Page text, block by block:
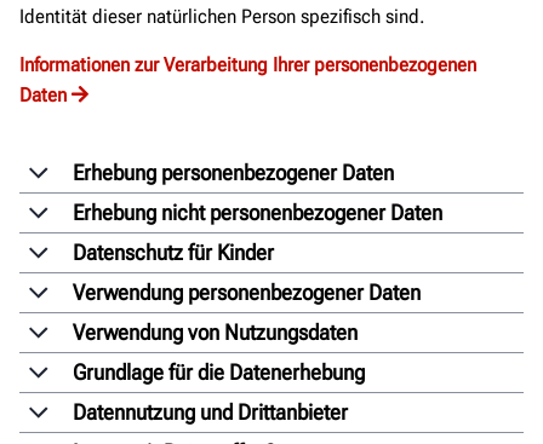
Identität dieser natürlichen Person spezifisch sind.
Informationen zur Verarbeitung Ihrer personenbezogenen
Daten
Erhebung personenbezogener Daten
Erhebung nicht personenbezogener Daten
Datenschutz für Kinder
Verwendung personenbezogener Daten
Verwendung von Nutzungsdaten
Grundlage für die Datenerhebung
Datennutzung und Drittanbieter